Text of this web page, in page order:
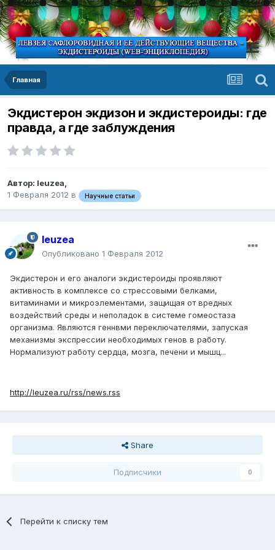
Главная
Экдистерон экдизон и экдистероиды: где
правда, а где заблуждения
Автор: leuzea,
1 Февраля 2012 в Научные статьи
leuzea
Опубликовано 1 Февраля 2012
Экдистерон и его аналоги экдистероиды проявляют
активность в комплексе cо стрессовыми белками,
витаминами и микроэлементами, защищая от вредных
воздействий среды и неполадок в системе гомеостаза
организма. Являются геннвми переключателями, запуская
механизмы экспрессии необходимых генов в работу.
Нормализуют работу сердца, мозга, печени и мышц...
http://leuzea.ru/rss/news.rss
Share
Подписчики 0
Перейти к списку тем